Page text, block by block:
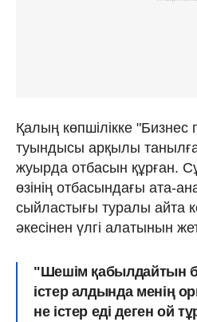
Қалың көпшілікке "Бизнес
туындысы арқылы
жуырда отбасын құрған.
өзінің отбасындағы ата-
сыйластығы туралы айта
әкесінен үлгі алатынын
"Шешім қабылдайтын
істер алдында менің
не істер еді деген ой